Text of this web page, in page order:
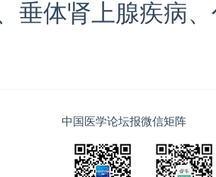
垂体肾上腺疾病
中国医学论坛报微信矩阵